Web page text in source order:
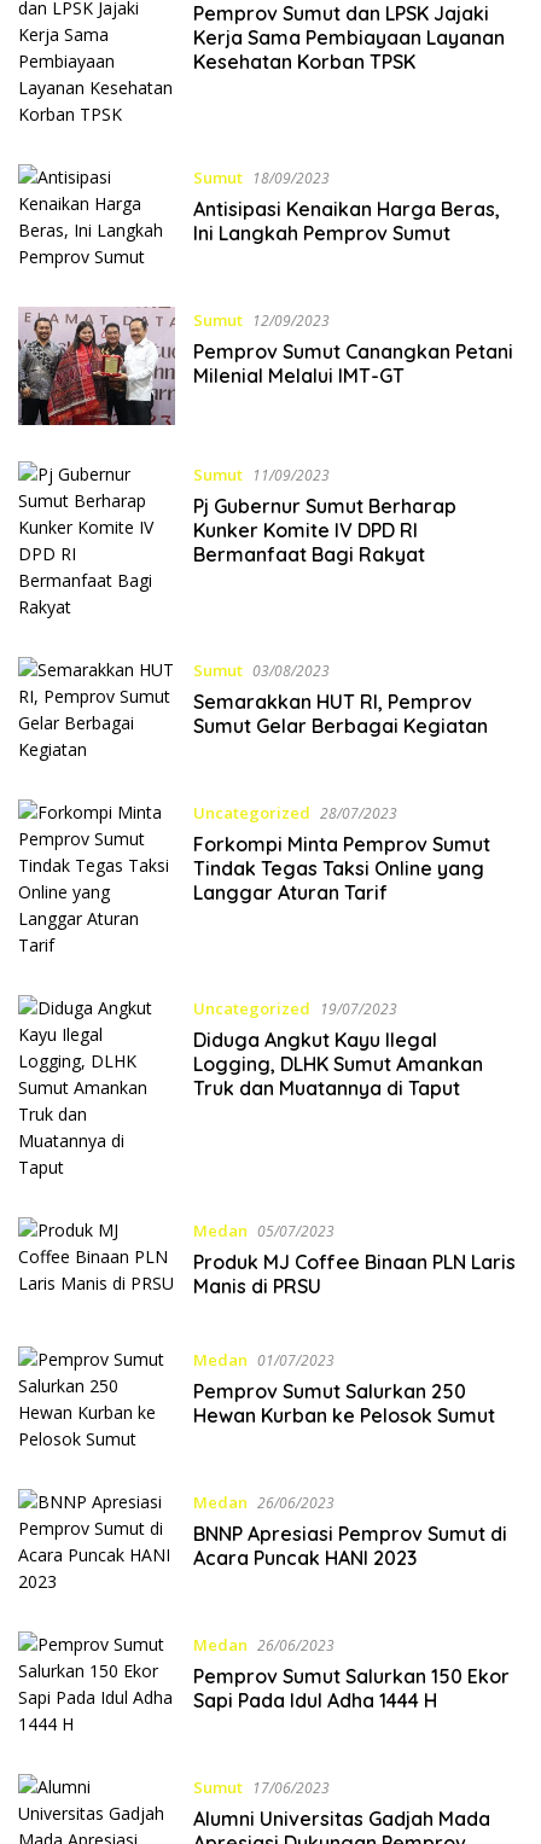
Pemprov Sumut dan LPSK Jajaki
Kerja Sama Pembiayaan Layanan
Kesehatan Korban TPSK
Sumut 18/09/2023
Antisipasi Kenaikan Harga Beras,
Ini Langkah Pemprov Sumut
Sumut 12/09/2023
Pemprov Sumut Canangkan Petani
Milenial Melalui IMT-GT
Sumut 11/09/2023
Pj Gubernur Sumut Berharap
Kunker Komite IV DPD RI
Bermanfaat Bagi Rakyat
Sumut 03/08/2023
Semarakkan HUT RI, Pemprov
Sumut Gelar Berbagai Kegiatan
Uncategorized 28/07/2023
Forkompi Minta Pemprov Sumut
Tindak Tegas Taksi Online yang
Langgar Aturan Tarif
Uncategorized 19/07/2023
Diduga Angkut Kayu Ilegal
Logging, DLHK Sumut Amankan
Truk dan Muatannya di Taput
Medan 05/07/2023
Produk MJ Coffee Binaan PLN Laris
Manis di PRSU
Medan 01/07/2023
Pemprov Sumut Salurkan 250
Hewan Kurban ke Pelosok Sumut
Medan 26/06/2023
BNNP Apresiasi Pemprov Sumut di
Acara Puncak HANI 2023
Medan 26/06/2023
Pemprov Sumut Salurkan 150 Ekor
Sapi Pada Idul Adha 1444 H
Sumut 17/06/2023
Alumni Universitas Gadjah Mada